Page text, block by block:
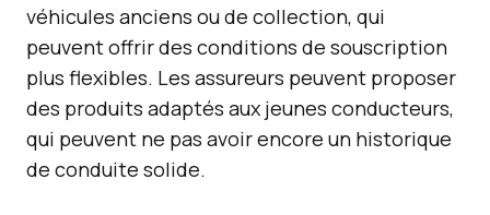
véhicules anciens ou de collection, qui
peuvent offrir des conditions de souscription
plus flexibles. Les assureurs peuvent proposer
des produits adaptés aux jeunes conducteurs,
qui peuvent ne pas avoir encore un historique
de conduite solide.